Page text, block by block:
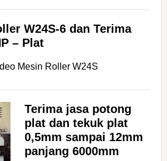
W24S-6 dan Terima
– Plat
Mesin Roller W24S
Terima jasa potong
plat dan tekuk plat
0,5mm sampai 12mm
panjang 6000mm